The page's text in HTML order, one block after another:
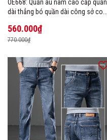
OE668: Quần âu nam cao cấp quần
dài thẳng bó quần dài công sở co
560.000₫
770.000₫